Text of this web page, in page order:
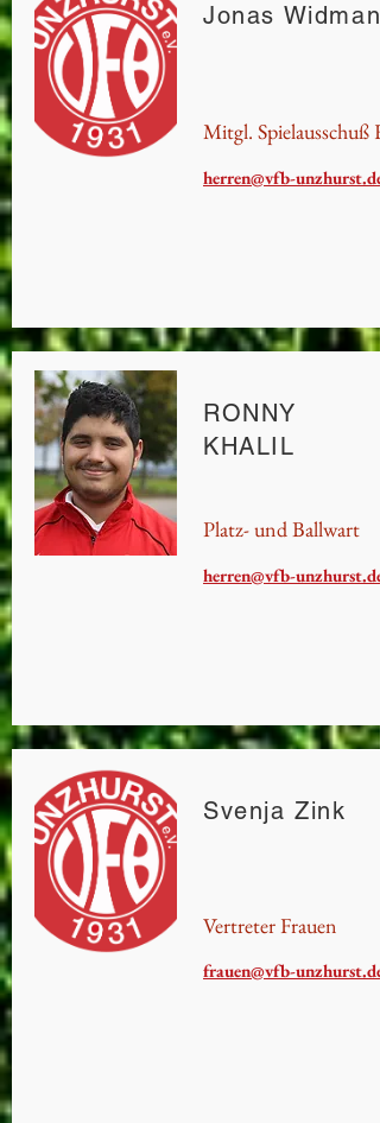
Jonas
Mitgl. Spielausschuß
herren@vfb-unzhurst.de
RONNY
KHALIL
Platz- und Ballwart
herren@vfb-unzhurst.de
Svenja Zink
Vertreter Frauen
frauen@vfb-unzhurst.de